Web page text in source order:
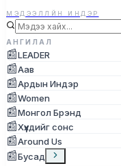
МЭДЭЭЛЛЙН ИНДЭР
АНГИЛАЛ
📰LEADER
📰Аав
📰Ардын Индэр
📰Women
📰Монгол Брэнд
📰Хүүхдийг сонс
📰Around Us
📰Бусад